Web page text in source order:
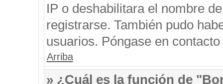
IP o deshabilitara el nombre
registrarse. También pudo
usuarios. Póngase en
Arriba
» ¿Cuál es la función de